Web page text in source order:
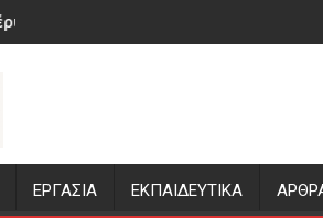
Λειψία: Πυρομαχικά μετέφερε το
ΕΡΓΑΣΙΑ ΕΚΠΑΙΔΕΥΤΙΚΑ